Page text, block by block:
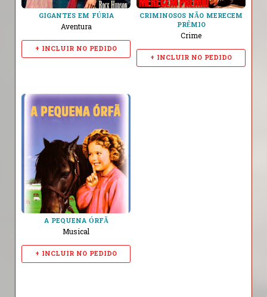
GIGANTES EM FÚRIA
Aventura
+ INCLUIR NO PEDIDO
CRIMINOSOS NÃO MERECEM
PRÊMIO
Crime
+ INCLUIR NO PEDIDO
A PEQUENA ÓRFÃ
Musical
+ INCLUIR NO PEDIDO